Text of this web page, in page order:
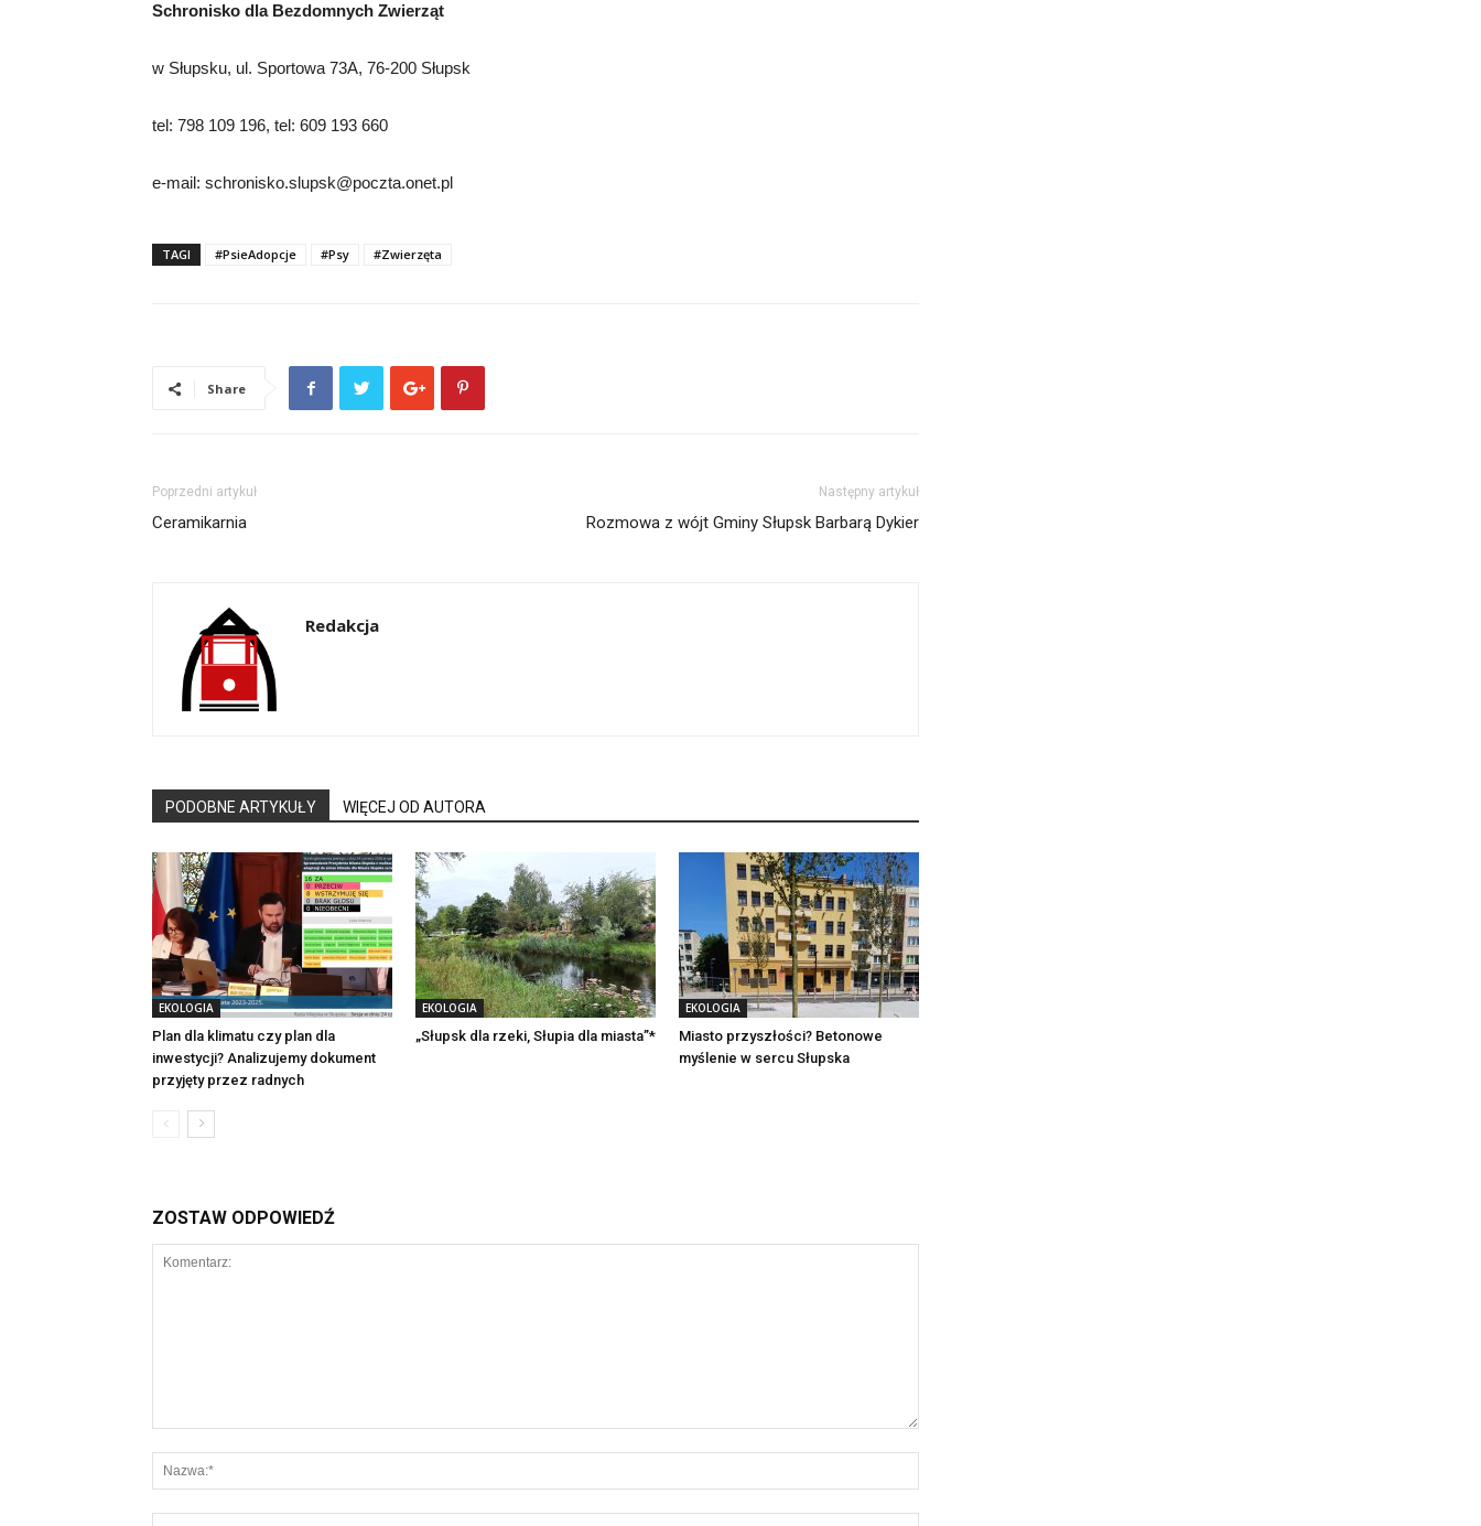
Schronisko dla Bezdomnych Zwierząt
w Słupsku, ul. Sportowa 73A, 76-200 Słupsk
tel: 798 109 196, tel: 609 193 660
e-mail: schronisko.slupsk@poczta.onet.pl
TAGI #PsieAdopcje #Psy #Zwierzęta
Share
Poprzedni artykuł
Ceramikarnia
Następny artykuł
Rozmowa z wójt Gminy Słupsk Barbarą Dykier
Redakcja
PODOBNE ARTYKUŁY WIĘCEJ OD AUTORA
EKOLOGIA
Plan dla klimatu czy plan dla
inwestycji? Analizujemy dokument
przyjęty przez radnych
EKOLOGIA
„Słupsk dla rzeki, Słupia dla miasta”*
EKOLOGIA
Miasto przyszłości? Betonowe
myślenie w sercu Słupska
ZOSTAW ODPOWIEDŹ